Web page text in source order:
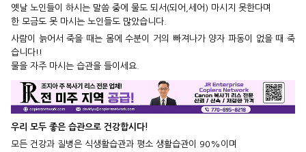
옛날 노인들이 하시는 말씀 중에 물도 되서(되어,세어) 마시지 못한다며
한 모금도 못 마시는 노인들도 많았습니다.
사람이 늙어서 죽을 때는 몸에 수분이 거의 빠져나가 양자 파동이 없을 때 죽
습니다!!
물을 자주 마시는 습관을 들이세요.
우리 모두 좋은 습관으로 건강합시다!
모든 건강과 질병은 식생활습관과 평소 생활습관이 90%이며